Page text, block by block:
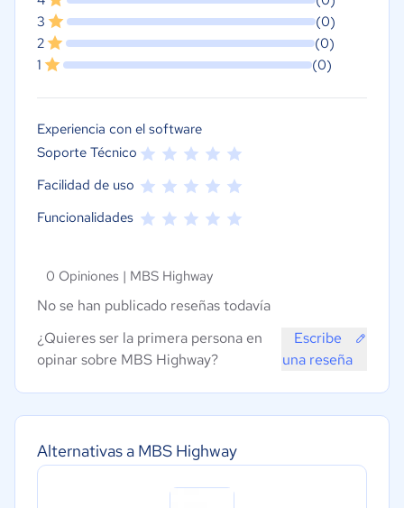
Alternativas a MBS Highway
3
(0)
2
(0)
1
(0)
Experiencia con el software
Soporte Técnico
Facilidad de uso
Funcionalidades
0 Opiniones | MBS Highway
No se han publicado reseñas todavía
¿Quieres ser la primera persona en
opinar sobre MBS Highway?
Escribe
una reseña